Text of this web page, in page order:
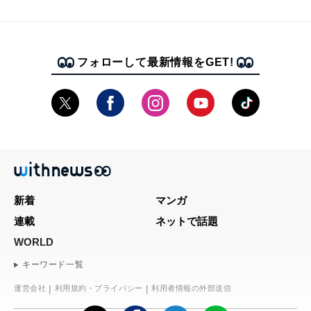
フォローして最新情報をGET!
新着
マンガ
連載
ネットで話題
WORLD
キーワード一覧
運営会社 利用規約・プライバシー 利用者情報の外部送信